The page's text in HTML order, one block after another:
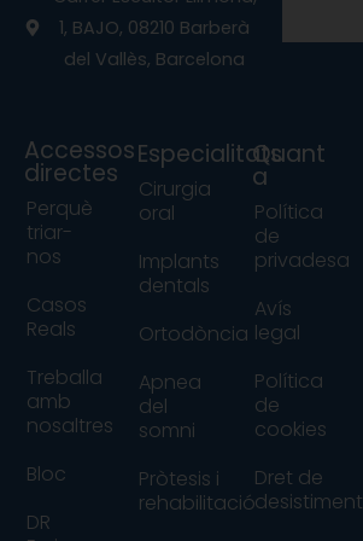
k a
m
1, BAJO, 08210 Barberà
del Vallès, Barcelona
Accessos
directes
Perquè
triar-
nos
Casos
Reals
Treballa
amb
nosaltres
Bloc
DR
Especialitats
Cirurgia
oral
Implants
dentals
Ortodòncia
Apnea
del
somni
Pròtesis i
rehabilitació
Quant
a
Política
de
privadesa
Avís
legal
Política
de
cookies
Dret de
desistiment